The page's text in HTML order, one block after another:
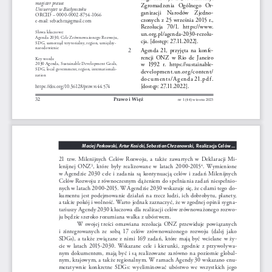
32 Prawo i Więź nr 1 (44) wiosna 2023
magister prawa
Uniwersytet w Białymstoku
ORCID – 0000-0002-8754-1066
e-mail: sebachrz@gmail.com
Słowa kluczowe:
Agenda 2030, Cele Zrównoważonego Rozwoju,
SDG, samorząd terytorialny, region, umiędzy
narodowienie
Key words:
2030 Agenda, Sustainable Development Goals,
SDG, local government, region, internationali-
zation
https://doi.org/10.36128/priw.vi44.574
Zgromadzenia  Ogólnego  Or-
ganizacji    Narodów    Zjedno-
czonych z 25 września 2015 r.,
Rezolucja   70/1.   https://www.
un.org.pl/agenda-2030-rezolu-
cja . [dostęp: 27.11.2022].
2
Agenda  21,  przyjęta  na  konfe-
rencji  ONZ  w  Rio  de  Janeiro
w  1992  r.  https://sustainable-
development.un.org/content/
documents/Agenda21.pdf
[dostęp: 27.11.2022].
Maciej Perkowski, Artur Kosicki, Sebastian Chrzanowski ,  Realizacja Celów ...
21  tzw.  Milenijnych  Celów  Rozwoju,  a  także  zawartych  w  Deklaracji  Mi-
lenijnej  ONZ3,  które  były  realizowane  w  latach  2000-20154
Wymienione
w  Agendzie  2030  cele  i  zadania  są  kontynuacją  celów  i  zadań  Milenijnych
Celów Rozwoju z równoczesnym dążeniem do spełniania zadań niespełnio-
nych w latach 2000-2015. W Agendzie 2030 wskazuje się, że celami tego do-
kumentu jest podejmowanie działań na rzecz ludzi, ich dobrobytu, planety,
a także pokój i wolność. Warto jednak zaznaczyć, że w zgodnej opinii sygna-
tariuszy Agendy 2030 kluczowa dla realizacji celów zrównoważonego rozwo-
ju będzie szeroko rozumiana walka z ubóstwem.
W  swojej  treści  omawiana  rezolucja  ONZ  przewiduje  powiązanych
i  zintegrowanych  ze  sobą  17  celów  zrównoważonego  rozwoju  (dalej  jako
SDGs),  a  także  związane  z  nimi  169  zadań,  które  mają  być  wcielane  w  ży-
cie  w  latach  2015-2030.  Wskazane  cele  i  kierunki,  zgodnie  z  przywoływa-
nym  dokumentem,  mają  być  i  są  realizowane  zarówno  na  poziomie  global-
nym, krajowym, a także regionalnym. W ramach Agendy 30 wskazano enu-
meratywnie  konkretne  SDGs:  wyeliminować  ubóstwo  we  wszystkich  jego